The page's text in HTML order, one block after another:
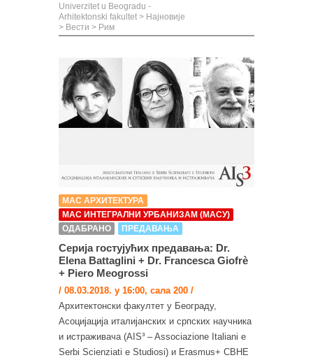
Univerzitet u Beogradu -
Arhitektonski fakultet > Најновије
> Вести > Рим
МАС АРХИТЕКТУРА
МАС ИНТЕГРАЛНИ УРБАНИЗАМ (МАСУ)
ОДАБРАНО
ПРЕДАВАЊА
Серија гостујућих предавања: Dr.
Elenа Battaglini + Dr. Francesca Giofrè
+ Piero Meogrossi
/ 08.03.2018. у 16:00, сала 200 /
Архитектонски факултет у Београду,
Асоцијација италијанских и српских научника
и истраживача (AIS³ – Associazione Italiani e
Serbi Scienziati e Studiosi) и Erasmus+ CBHE